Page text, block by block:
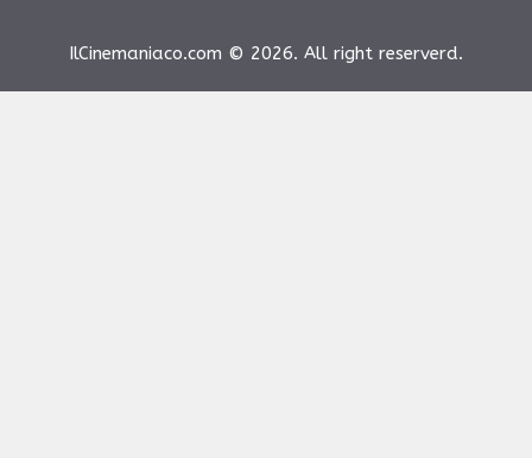
IlCinemaniaco.com © 2026. All right reserverd.